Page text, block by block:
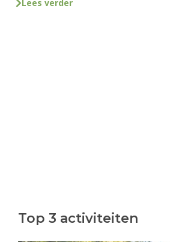
Lees verder
Top 3 activiteiten